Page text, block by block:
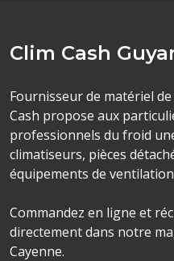
Clim Cash
Fournisseur de matériel
Cash propose aux
professionnels du froid
climatiseurs, pièces
équipements de
Commandez en ligne et
directement dans notre
Cayenne.